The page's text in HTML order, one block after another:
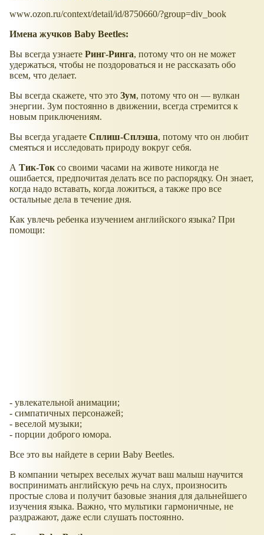
www.ozon.ru/context/detail/id/8750660/?group=div_book
Имена жучков Baby Beetles:
Вы всегда узнаете Ринг-Ринга, потому что он не может
удержаться, чтобы не поздороваться и не рассказать обо
всем, что делает.
Вы всегда скажете, что это Зум, потому что он — вулкан
энергии. Зум постоянно в движении, всегда стремится к
новым приключениям.
Вы всегда угадаете Сплиш-Сплэша, потому что он любит
смеяться и исследовать природу вокруг себя.
А Тик-Ток со своими часами на животе никогда не
ошибается, предпочитая делать все по распорядку. Он знает,
когда надо вставать, когда ложиться, а также про все
остальные дела в течение дня.
Как увлечь ребенка изучением английского языка? При
помощи:
- увлекательной анимации;
- симпатичных персонажей;
- веселой музыки;
- порции доброго юмора.
Все это вы найдете в серии Baby Beetles.
В компании четырех веселых жучат ваш малыш научится
воспринимать английскую речь на слух, произносить
простые слова и получит базовые знания для дальнейшего
изучения языка. Важно, что мультики гармоничные, не
раздражают, даже если слушать постоянно.